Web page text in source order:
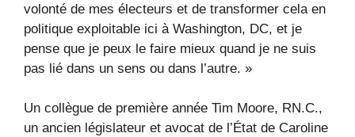
volonté de mes électeurs et de transformer cela en
politique exploitable ici à Washington, DC, et je
pense que je peux le faire mieux quand je ne suis
pas lié dans un sens ou dans l’autre. »
Un collègue de première année Tim Moore, RN.C.,
un ancien législateur et avocat de l’État de Caroline